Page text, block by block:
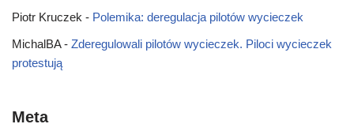
Piotr Kruczek - Polemika: deregulacja pilotów wycieczek
MichalBA- Zderegulowali pilotów wycieczek. Piloci wycieczek
protestują
Meta